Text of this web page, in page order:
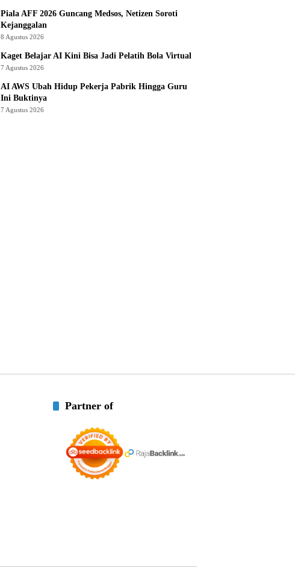
Piala AFF 2026 Guncang Medsos, Netizen Soroti
Kejanggalan
8 Agustus 2026
Kaget Belajar AI Kini Bisa Jadi Pelatih Bola Virtual
7 Agustus 2026
AI AWS Ubah Hidup Pekerja Pabrik Hingga Guru
Ini Buktinya
7 Agustus 2026
Partner of